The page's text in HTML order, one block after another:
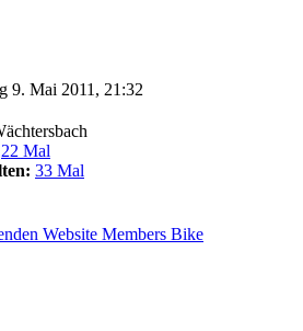
9. Mai 2011, 21:32
22 Mal
33 Mal
Website Members Bike